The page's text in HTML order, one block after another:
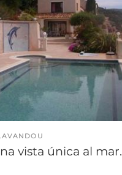
vista única al mar.